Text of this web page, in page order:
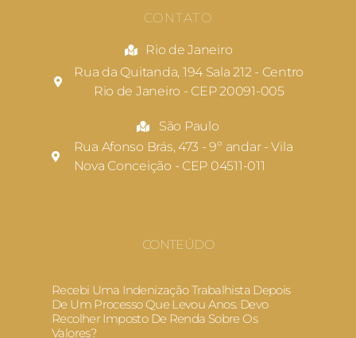
CONTATO
Rio de Janeiro
Rua da Quitanda, 194 Sala 212 - Centro
Rio de Janeiro - CEP 20091-005
São Paulo
Rua Afonso Brás, 473 - 9º andar - Vila
Nova Conceição - CEP 04511-011
CONTEÚDO
Recebi Uma Indenização Trabalhista Depois
De Um Processo Que Levou Anos. Devo
Recolher Imposto De Renda Sobre Os
Valores?